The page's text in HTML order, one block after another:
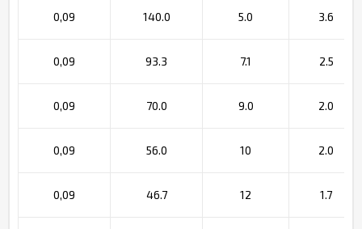
0,09 140.0 5.0 3.6
0,09 93.3 7.1 2.5
0,09 70.0 9.0 2.0
0,09 56.0 10 2.0
0,09 46.7 12 1.7